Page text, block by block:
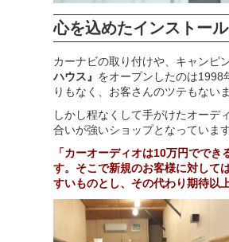
心を込めたインストー
カーナビの取り付けや、キャンピ
ハウス』 をオープンしたのは1998
りもなく、お客さんのツテもない
しかし程なくして手がけたオーデ
合いが強いショップとなっています
「カーオーディオは10万円でで
す。そこで新規のお客様に対して
すいものとし、その代わり期待以